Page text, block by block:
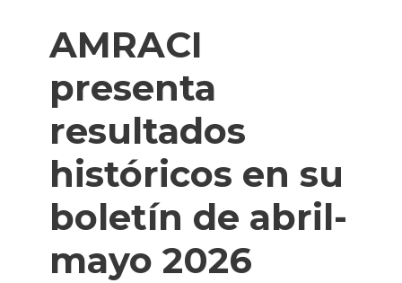
AMRACI
presenta
resultados
históricos en su
boletín de abril-
mayo 2026